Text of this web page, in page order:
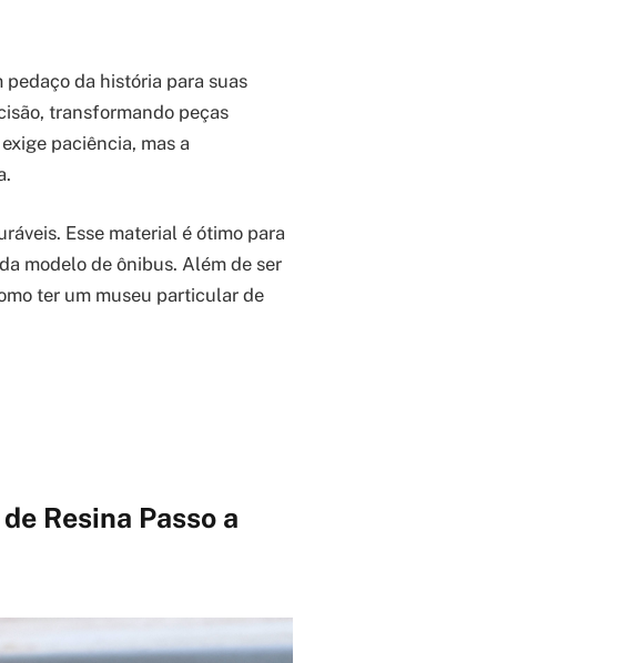
da história para suas
transformando peças
paciência, mas a
Esse material é ótimo para
modelo de ônibus. Além de ser
ter um museu particular de
Resina Passo a